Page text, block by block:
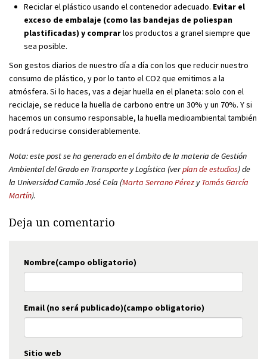
Reciclar el plástico usando el contenedor adecuado. Evitar el
exceso de embalaje (como las bandejas de poliespan
plastificadas) y comprarlos productos a granel siempre que
sea posible.
Son gestos diarios de nuestro día a día con los que reducir nuestro
consumo de plástico, y por lo tanto el CO2 que emitimos a la
atmósfera. Si lo haces, vas a dejar huella en el planeta: solo con el
reciclaje, se reduce la huella de carbono entre un 30% y un 70%. Y si
hacemos un consumo responsable, la huella medioambiental también
podrá reducirse considerablemente.
Nota: este post se ha generado en el ámbito de la materia de Gestión
Ambiental del Grado en Transporte y Logística (verplan de estudios) de
la Universidad Camilo José Cela (Marta Serrano Pérez yTomás García
Martín).
Deja un comentario
Nombre(campo obligatorio)
Email (no será publicado)(campo obligatorio)
Sitio web